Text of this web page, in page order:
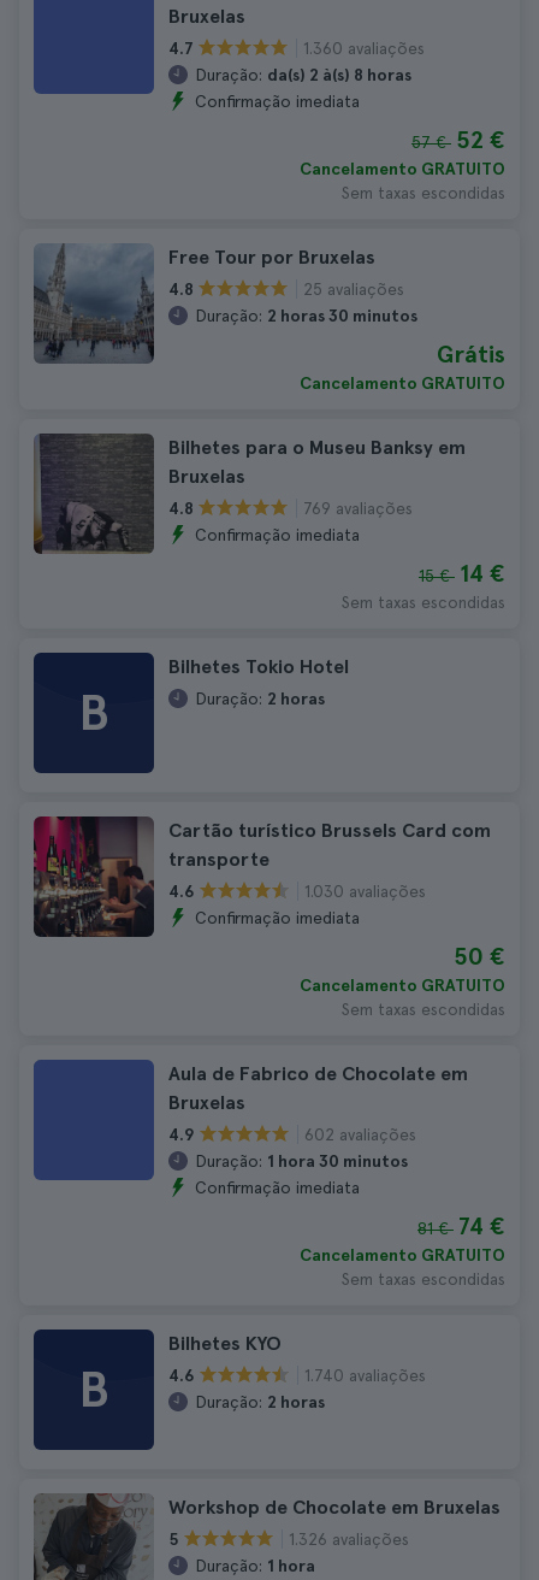
Bruxelas
4.7
1.360 avaliações
Duração: da(s) 2 à(s) 8 horas
Confirmação imediata
57 € 52 €
Cancelamento GRATUITO
Sem taxas escondidas
Free Tour por Bruxelas
4.8
25 avaliações
Duração: 2 horas 30 minutos
Grátis
Cancelamento GRATUITO
Bilhetes para o Museu Banksy em
Bruxelas
4.8
769 avaliações
Confirmação imediata
15 € 14 €
Sem taxas escondidas
B
Bilhetes Tokio Hotel
Duração: 2 horas
Cartão turístico Brussels Card com
transporte
4.6
1.030 avaliações
Confirmação imediata
50 €
Cancelamento GRATUITO
Sem taxas escondidas
Aula de Fabrico de Chocolate em
Bruxelas
4.9
602 avaliações
Duração: 1 hora 30 minutos
Confirmação imediata
81 € 74 €
Cancelamento GRATUITO
Sem taxas escondidas
B
Bilhetes KYO
4.6
1.740 avaliações
Duração: 2 horas
Workshop de Chocolate em Bruxelas
5
1.326 avaliações
Duração: 1 hora